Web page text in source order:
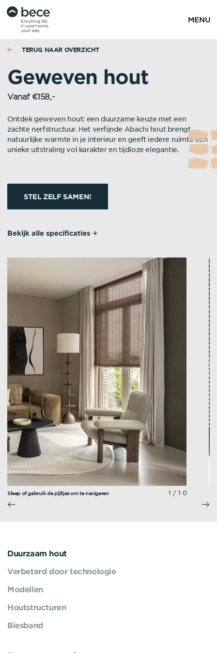
TERUG NAAR OVERZICHT
Geweven hout
Vanaf €158,-
Ontdek geweven hout: een duurzame keuze met een
zachte nerfstructuur. Het verfijnde Abachi hout brengt
natuurlijke warmte in je interieur en geeft iedere ruimte een
unieke uitstraling vol karakter en tijdloze elegantie.
STEL ZELF SAMEN!
Bekijk alle specificaties
Sleep of gebruik de pijltjes om te navigeren 1/10
Duurzaam hout
Verbeterd door technologie
Modellen
Houtstructuren
Biesband
MENU